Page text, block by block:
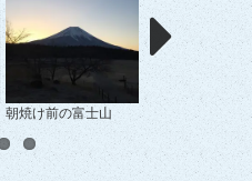
朝焼け前の富士山 中伊豆からの富